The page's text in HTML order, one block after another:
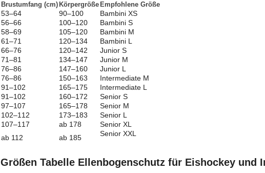
Brustumfang (cm) Körpergröße Empfohlene Größe
53–64 90–100
Bambini XS
56–66
100–120
Bambini S
58–69
105–120
Bambini M
61–71
120–134
Bambini L
66–76
120–142
Junior S
71–81
134–147
Junior M
76–86
147–160
Junior L
76–86
150–163
Intermediate M
91–102
165–175
Intermediate L
91–102
160–172
Senior S
97–107
165–178
Senior M
102–112
173–183
Senior L
107–117
ab 178
Senior XL
ab 112
ab 185 Senior XXL
Größen Tabelle Ellenbogenschutz für Eishockey und